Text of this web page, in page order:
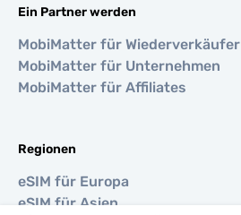
Ein Partner werden
MobiMatter für Wiederverkäufer
MobiMatter für Unternehmen
MobiMatter für Affiliates
Regionen
eSIM für Europa
eSIM für Asien